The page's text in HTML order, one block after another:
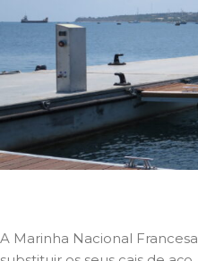
A Marinha Nacional